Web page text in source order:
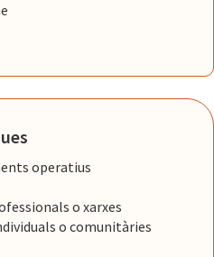
operatius
o xarxes
o comunitàries